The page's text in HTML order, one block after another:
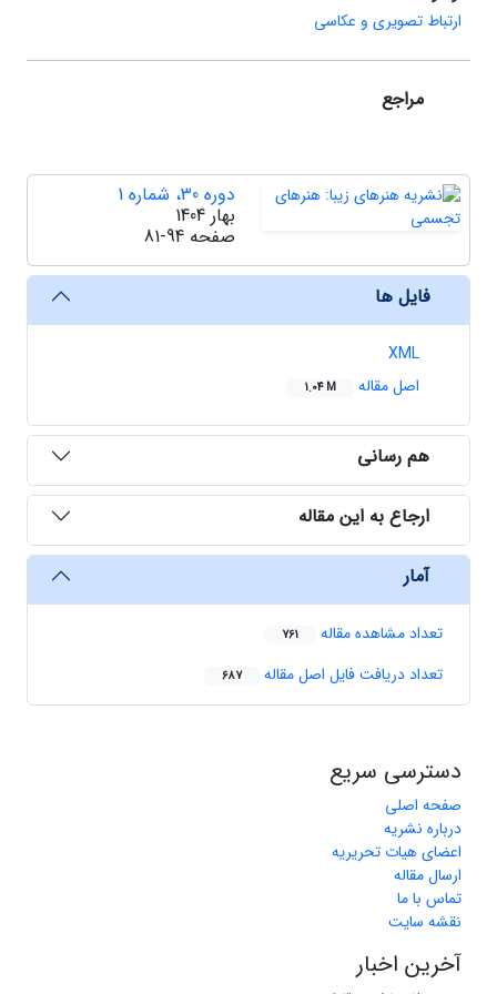
ارتباط تصویری و عکاسی
مراجع
دوره 30، شماره 1
بهار 1404
صفحه 81-94
فایل ها
XML
اصل مقاله
1.04 M
هم رسانی
ارجاع به این مقاله
آمار
تعداد مشاهده مقاله 761
تعداد دریافت فایل اصل مقاله 687
دسترسی سریع
صفحه اصلی
درباره نشریه
اعضای هیات تحریریه
ارسال مقاله
تماس با ما
نقشه سایت
آخرین اخبار